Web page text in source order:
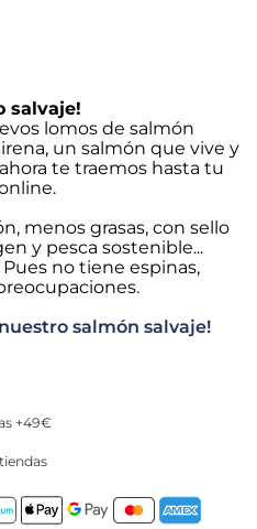
salvaje!
lomos de salmón
un salmón que vive y
te traemos hasta tu
menos grasas, con sello
y pesca sostenible...
no tiene espinas,
salmón salvaje!
+49€